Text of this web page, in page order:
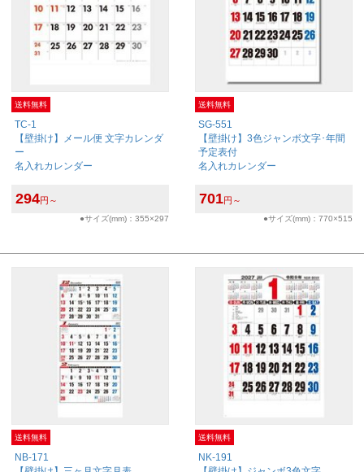
送料無料
TC-1
【壁掛け】メール便 文字カレンダ
ー
名入れカレンダー
294円～
●サイズ(mm)：355×297
送料無料
SG-551
【壁掛け】3色ジャンボ文字･年間
予定表付
名入れカレンダー
701円～
●サイズ(mm)：770×515
送料無料
NB-171
送料無料
NK-191